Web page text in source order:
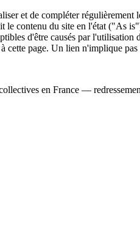
et de compléter
contenu du site en l'état ("As
d'être causés par
cette page. Un lien n'implique
en France —